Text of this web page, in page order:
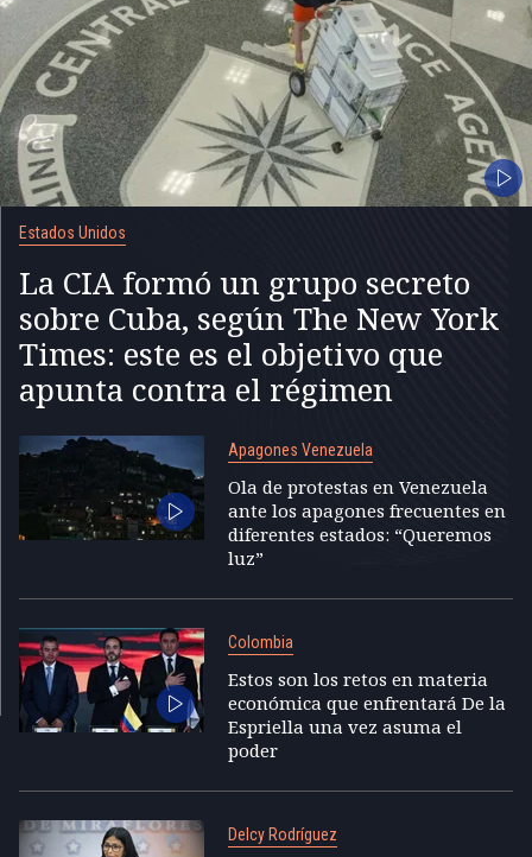
Estados Unidos
La CIA formó un grupo secreto
sobre Cuba, según The New York
Times: este es el objetivo que
apunta contra el régimen
Apagones Venezuela
Ola de protestas en Venezuela
ante los apagones frecuentes en
diferentes estados: “Queremos
luz”
Colombia
Estos son los retos en materia
económica que enfrentará De la
Espriella una vez asuma el
poder
Delcy Rodríguez